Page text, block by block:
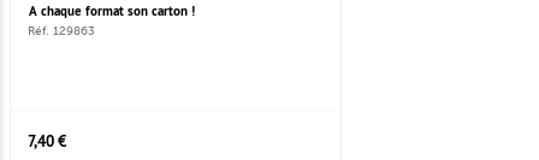
A chaque format son carton !
Réf. 129863
7,40 €